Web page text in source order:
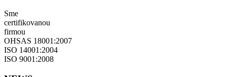
Sme
certifikovanou
firmou
OHSAS 18001:2007
ISO 14001:2004
ISO 9001:2008